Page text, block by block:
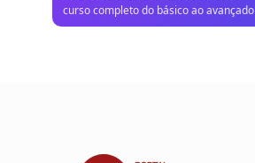
curso completo do básico ao avançado